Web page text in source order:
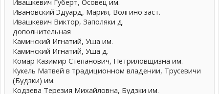
Ивашкевич Губерт, Осовец им.
Ивановский Эдуард, Мария, Волгино заст.
Ивашкевич Виктор, Заполяки д.
дополнительная
Каминский Игнатий, Уша им.
Каминский Игнатий, Уша д.
Комар Казимир Степанович, Петриловщизна им.
Кукель Матвей в традиционном владении, Трусевичи
(Будзки) им.
Кодзева Терезия Михайловна, Будзки им.